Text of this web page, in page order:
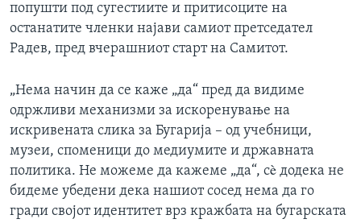
попушти под сугестиите и притисоците на
останатите членки најави самиот претседател
Радев, пред вчерашниот старт на Самитот.
„Нема начин да се каже „да“ пред да видиме
одржливи механизми за искоренување на
искривената слика за Бугарија – од учебници,
музеи, споменици до медиумите и државната
политика. Не можеме да кажеме „да“, сè додека не
бидеме убедени дека нашиот сосед нема да го
гради својот идентитет врз кражбата на бугарската